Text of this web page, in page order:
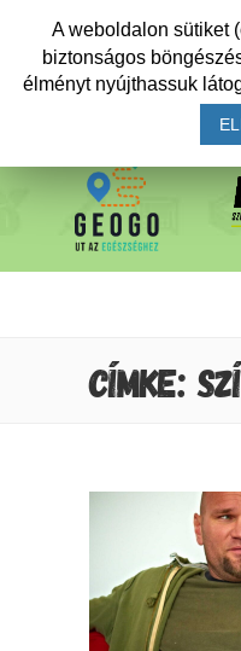
CÍMKE:
A weboldalon sütiket
biztonságos
élményt nyújthassuk